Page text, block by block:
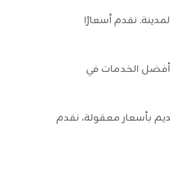
نقدم أسعارًا
الخدمات في
بأسعار معقولة، نقدم